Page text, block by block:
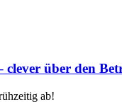
über den
ab!